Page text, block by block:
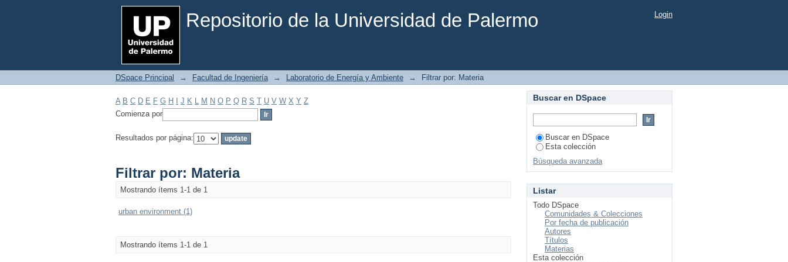
Repositorio de la Universidad de Palermo
Filtrar por: Materia Login
DSpace Principal → Facultad de Ingeniería → Laboratorio de Energía y Ambiente → Filtrar por: Materia
A B C D E F G H J K L M N O P Q R S T U V W X Y Z
Comienza por
Resultados por página:
Filtrar por: Materia
Mostrando ítems 1-1 de 1
urban environment (1)
Mostrando ítems 1-1 de 1
Buscar en DSpace
Buscar en DSpace
Esta colección
Búsqueda avanzada
Listar
Todo DSpace
Comunidades & Colecciones
Por fecha de publicación
Autores
Títulos
Materias
Esta colección